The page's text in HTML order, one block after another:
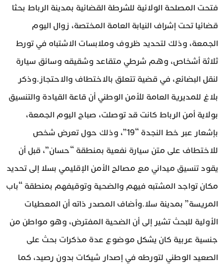
فتحت المصلحة الولائية للشرطة القضائية بمدينة الرباط بحثا
قضائيا تحت إشراف النيابة العامة المختصة، زوال اليوم
الجمعة، وذلك لتحديد ظروف وملابسات الاشتباه في تورط
ثلاثة أشخاص، وهم شرطي متقاعد وشقيقه وسائق سيارة
لنقل البضائع، في قضية تتعلق بالاختطاف والاحتجاز.وذكر
بلاغ للمديرية العامة للأمن الوطني أن قاعة القيادة والتنسيق
بولاية أمن الرباط كانت قد توصلت، صباح اليوم الجمعة،
بإشعار عبر خط النجدة “19”، وذلك حول تعرض شخص
للاختطاف على متن سيارة نفعية بمنطقة “حسان”، قبل أن
يقود تنسيق ميداني مع مصالح الأمن الإقليمي بسلا إلى تحديد
مكان تواجد المشتبه فيهم والضحية وتوقيفهم بمنطقة “باب
المريسة” بمدينة سلا.وأضاف المصدر ذاته أن المعطيات
الأولية للبحث تشير إلى أن الضحية المفترض، وهو مواطن من
جنسية عربية كان يشكل موضوع عدة مذكرات بحث على
الصعيد الوطني لتورطه في إصدار شيكات بدون رصيد، كما